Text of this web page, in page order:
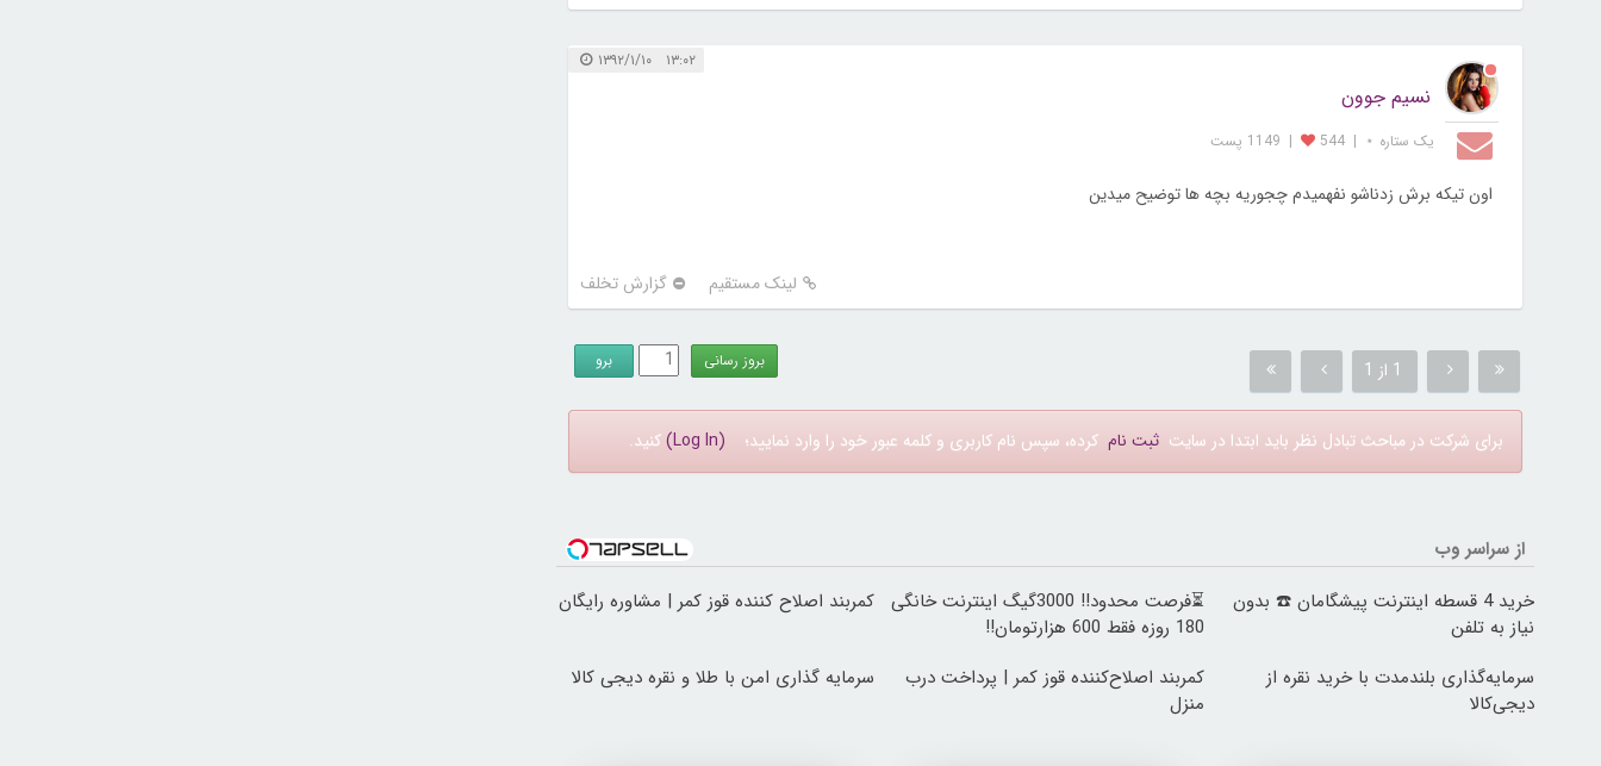
۱۳:۰۲ ۱۳۹۲/۱/۱۰
نسیم جوون
یک ستاره ⋆ |
544
| 1149 پست
اون تیکه برش زدناشو نفهمیدم چجوریه بچه ها توضیح میدین
لینک مستقیم گزارش تخلف
1 از 1
برای شرکت در مباحث تبادل نظر باید ابتدا در سایت ثبت نام کرده، سپس نام کاربری و کلمه عبور خود را وارد نمایید؛ (Log In) کنید.
از سراسر وب
خرید 4 قسطه اینترنت پیشگامان ☎️ بدون
نیاز به تلفن
⏳فرصت محدود!! 3000گیگ اینترنت خانگی
180 روزه فقط 600 هزارتومان!!
کمربند اصلاح کننده قوز کمر | مشاوره رایگان
سرمایه‌گذاری بلندمدت با خرید نقره از
دیجی‌کالا
کمربند اصلاح‌کننده قوز کمر | پرداخت درب
منزل
سرمایه گذاری امن با طلا و نقره دیجی کالا